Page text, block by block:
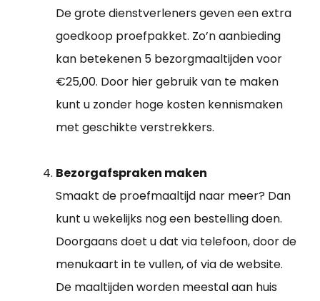
De grote dienstverleners geven een extra
goedkoop proefpakket. Zo’n aanbieding
kan betekenen 5 bezorgmaaltijden voor
€25,00. Door hier gebruik van te maken
kunt u zonder hoge kosten kennismaken
met geschikte verstrekkers.
Bezorgafspraken maken
Smaakt de proefmaaltijd naar meer? Dan
kunt u wekelijks nog een bestelling doen.
Doorgaans doet u dat via telefoon, door de
menukaart in te vullen, of via de website.
De maaltijden worden meestal aan huis